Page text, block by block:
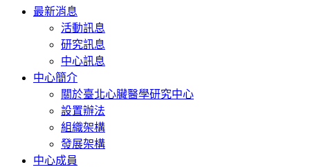
Toggle
navigation
最新消息
活動訊息
研究訊息
中心訊息
中心簡介
關於臺北心臟醫學研究中心
設置辦法
組織架構
發展架構
中心成員